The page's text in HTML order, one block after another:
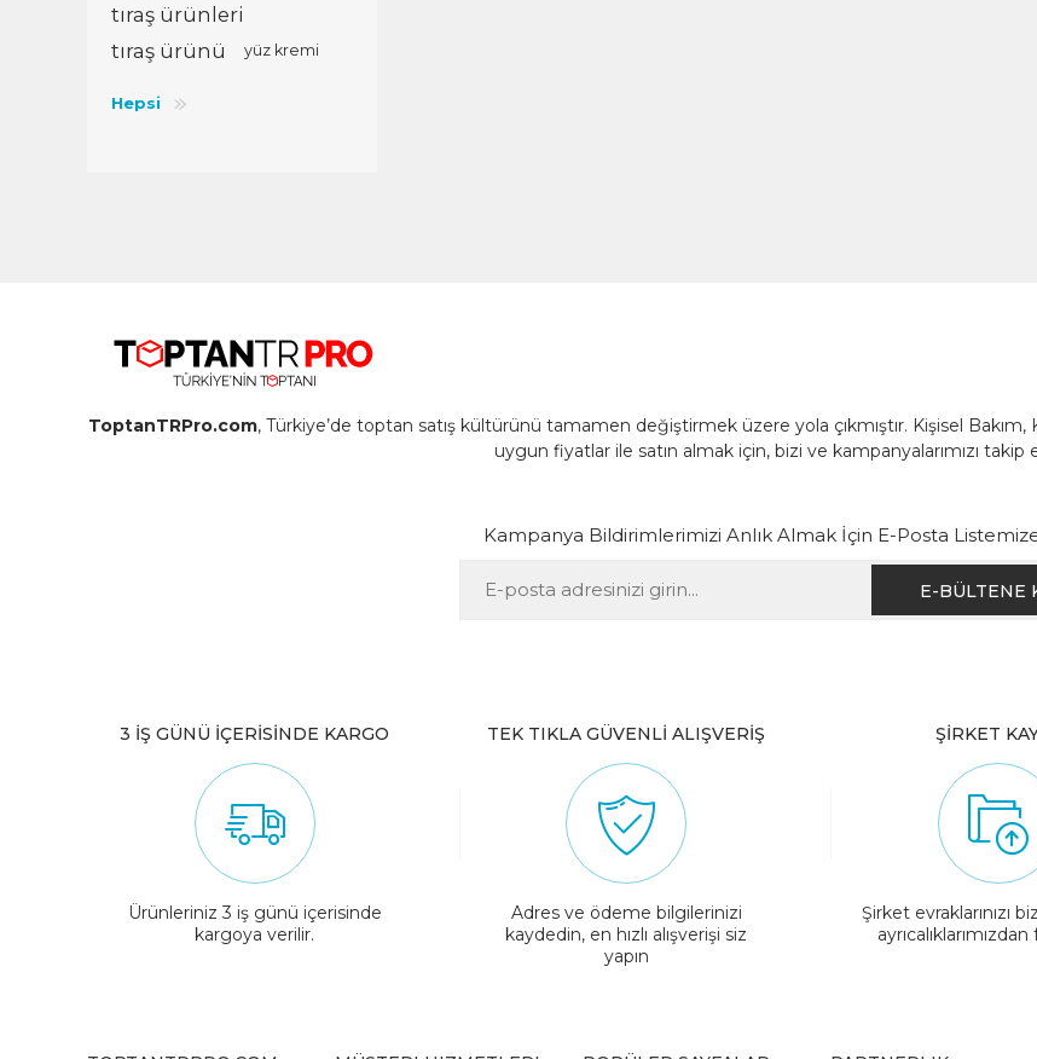
tıraş ürünleri
tıraş ürünü
yüz kremi
Hepsi
ToptanTRPro.com, Türkiye’de toptan satış kültürünü tamamen değiştirmek üzere yola çıkmıştır. Kişisel
uygun fiyatlar ile satın almak için, bizi ve kampanyalarımızı takip
Kampanya Bildirimlerimizi Anlık Almak İçin E-Posta
3 İŞ GÜNÜ İÇERİSİNDE KARGO
Ürünleriniz 3 iş günü içerisinde
kargoya verilir.
TEK TIKLA GÜVENLİ ALIŞVERİŞ
Adres ve ödeme bilgilerinizi
kaydedin, en hızlı alışverişi siz
yapın
ŞİRKET
Şirket evraklarınızı